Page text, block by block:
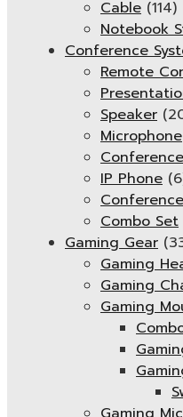
Cable (114)
Notebook
Conference
Remote
Speaker
Microphone
IP Phone
Combo Set
Gaming Gear
Gaming
Gaming
Gaming